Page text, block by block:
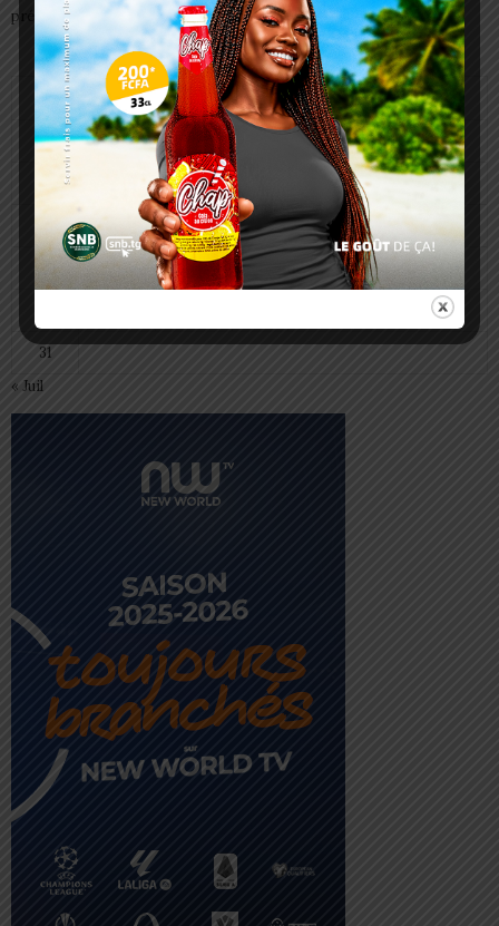
préparent à transmettre
août 2026
L M M J V S
1 2
5
12 13 14 16
17 18 19 21 22 23
30
31
« Juil